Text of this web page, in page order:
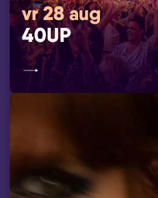
vr 28 aug
40UP